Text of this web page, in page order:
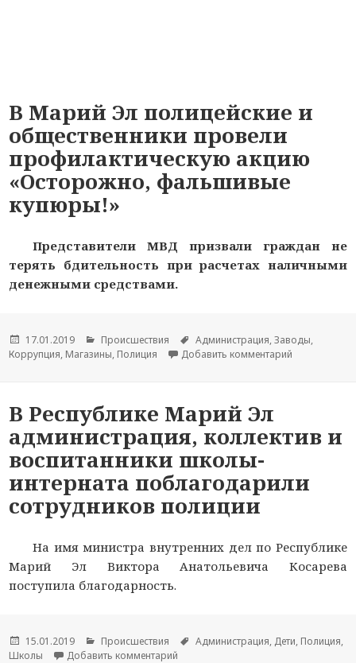
В Марий Эл полицейские и
общественники провели
профилактическую акцию
«Осторожно, фальшивые
купюры!»
Представители МВД призвали граждан не
терять бдительность при расчетах наличными
денежными средствами.
Опубликовано
17.01.2019 Рубрики
Происшествия Метки
Администрация,Заводы,
Коррупция, Магазины, Полиция Добавить комментарий
В Республике Марий Эл
администрация, коллектив и
воспитанники школы-
интерната поблагодарили
сотрудников полиции
На имя министра внутренних дел по Республике
Марий Эл Виктора Анатольевича Косарева
поступила благодарность.
Опубликовано
15.01.2019 Рубрики
Происшествия Метки
Администрация, Дети, Полиция,
Школы
Добавить комментарий